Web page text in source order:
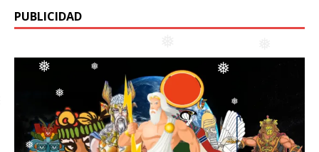
❅
❅
❅
PUBLICIDAD